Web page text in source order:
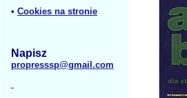
• Cookies na stronie
Napisz
propresssp@gmail.com